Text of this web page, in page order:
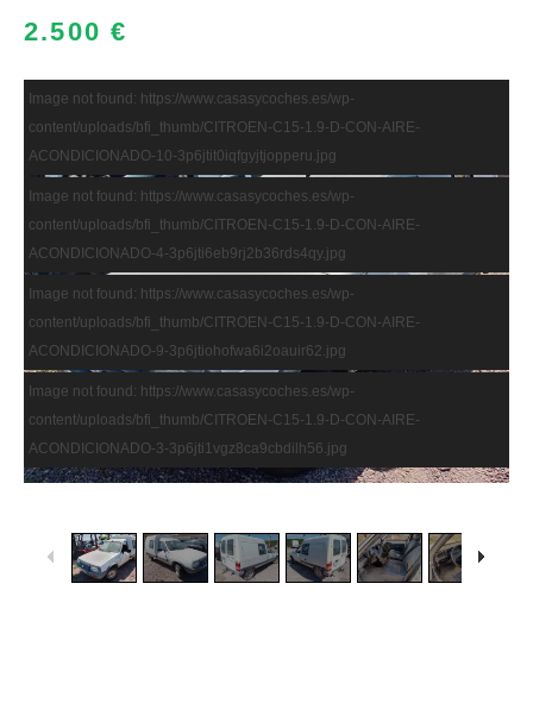
2.500 €
Image not found: https://www.casasycoches.es/wp-
content/uploads/bfi_thumb/CITROEN-C15-1.9-D-CON-AIRE-
ACONDICIONADO-10-3p6jtit0iqfgyjtjopperu.jpg
Image not found: https://www.casasycoches.es/wp-
content/uploads/bfi_thumb/CITROEN-C15-1.9-D-CON-AIRE-
ACONDICIONADO-4-3p6jti6eb9rj2b36rds4qy.jpg
Image not found: https://www.casasycoches.es/wp-
content/uploads/bfi_thumb/CITROEN-C15-1.9-D-CON-AIRE-
ACONDICIONADO-9-3p6jtiohofwa6i2oauir62.jpg
Image not found: https://www.casasycoches.es/wp-
content/uploads/bfi_thumb/CITROEN-C15-1.9-D-CON-AIRE-
ACONDICIONADO-3-3p6jti1vgz8ca9cbdilh56.jpg